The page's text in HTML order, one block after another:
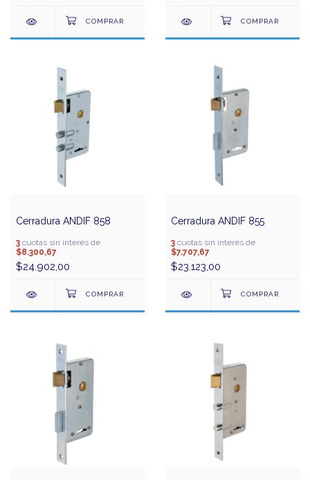
Cerradura ANDIF 858
3 cuotas sin interés de
$8.300,67
$24.902,00
Cerradura ANDIF 855
3 cuotas sin interés de
$7.707,67
$23.123,00